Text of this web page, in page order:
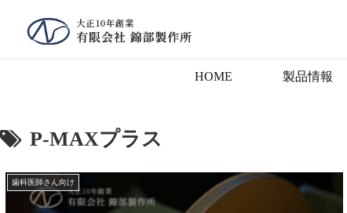
HOME 製品情報
P-MAXプラス
歯科医師さん向け